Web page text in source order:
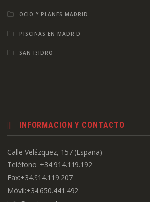
OCIO Y PLANES MADRID
PISCINAS EN MADRID
SAN ISIDRO
INFORMACIÓN Y CONTACTO
Calle Velázquez, 157 (España)
Teléfono: +34.914.119.192
Fax:+34.914.119.207
Móvil:+34.650.441.492